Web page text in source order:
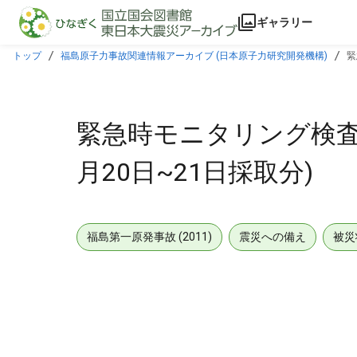
本文に飛ぶ
ギャラリー
トップ 福島原子力事故関連情報アーカイブ (日本原子力研究開発機構)
緊急時モニタリング検
月20日~21日採取分)
福島第一原発事故 (2011) 震災への備え 被